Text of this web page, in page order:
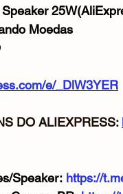
Mouse Webcam
Moedas
e/_DlW3YER
DO ALIEXPRESS:
Speaker: https://